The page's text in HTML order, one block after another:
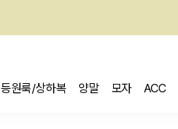
등원룩/상하복 양말 모자 ACC